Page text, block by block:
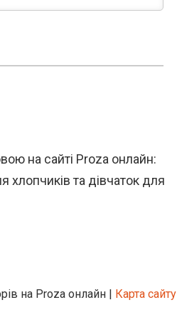
на сайті Proza онлайн:
хлопчиків та дівчаток для
на Proza онлайн | Карта сайту